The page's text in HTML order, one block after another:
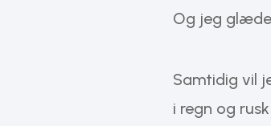
Og jeg
Samtidig vil
i regn og